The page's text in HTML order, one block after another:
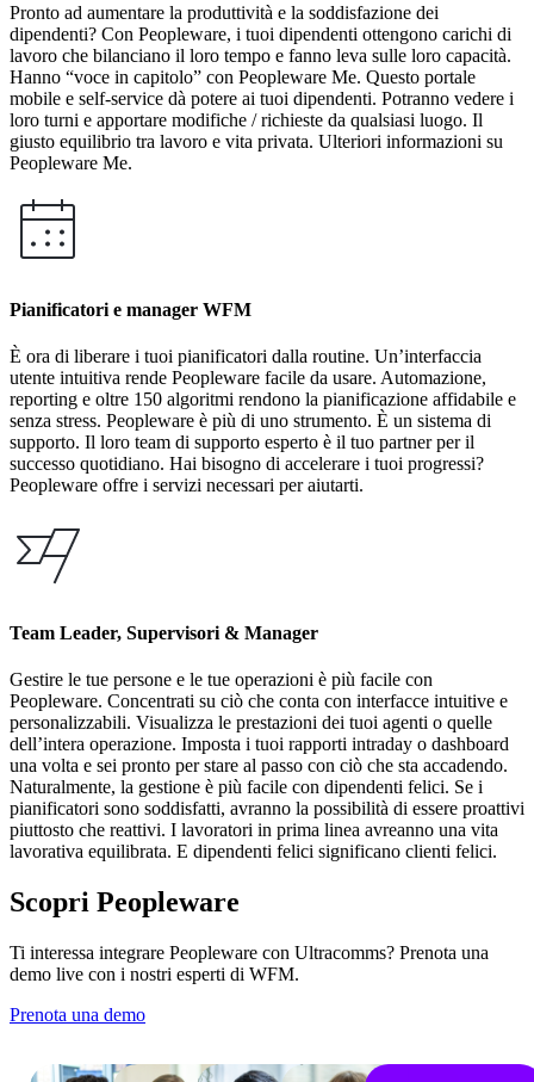
Pronto ad aumentare la produttività e la soddisfazione dei
dipendenti? Con Peopleware, i tuoi dipendenti ottengono carichi di
lavoro che bilanciano il loro tempo e fanno leva sulle loro capacità.
Hanno “voce in capitolo” con Peopleware Me. Questo portale
mobile e self-service dà potere ai tuoi dipendenti. Potranno vedere i
loro turni e apportare modifiche / richieste da qualsiasi luogo. Il
giusto equilibrio tra lavoro e vita privata. Ulteriori informazioni su
Peopleware Me.
Pianificatori e manager WFM
È ora di liberare i tuoi pianificatori dalla routine. Un’interfaccia
utente intuitiva rende Peopleware facile da usare. Automazione,
reporting e oltre 150 algoritmi rendono la pianificazione affidabile e
senza stress. Peopleware è più di uno strumento. È un sistema di
supporto. Il loro team di supporto esperto è il tuo partner per il
successo quotidiano. Hai bisogno di accelerare i tuoi progressi?
Peopleware offre i servizi necessari per aiutarti.
Team Leader, Supervisori & Manager
Gestire le tue persone e le tue operazioni è più facile con
Peopleware. Concentrati su ciò che conta con interfacce intuitive e
personalizzabili. Visualizza le prestazioni dei tuoi agenti o quelle
dell’intera operazione. Imposta i tuoi rapporti intraday o dashboard
una volta e sei pronto per stare al passo con ciò che sta accadendo.
Naturalmente, la gestione è più facile con dipendenti felici. Se i
pianificatori sono soddisfatti, avranno la possibilità di essere proattivi
piuttosto che reattivi. I lavoratori in prima linea avreanno una vita
lavorativa equilibrata. E dipendenti felici significano clienti felici.
Scopri Peopleware
Ti interessa integrare Peopleware con Ultracomms? Prenota una
demo live con i nostri esperti di WFM.
Prenota una demo